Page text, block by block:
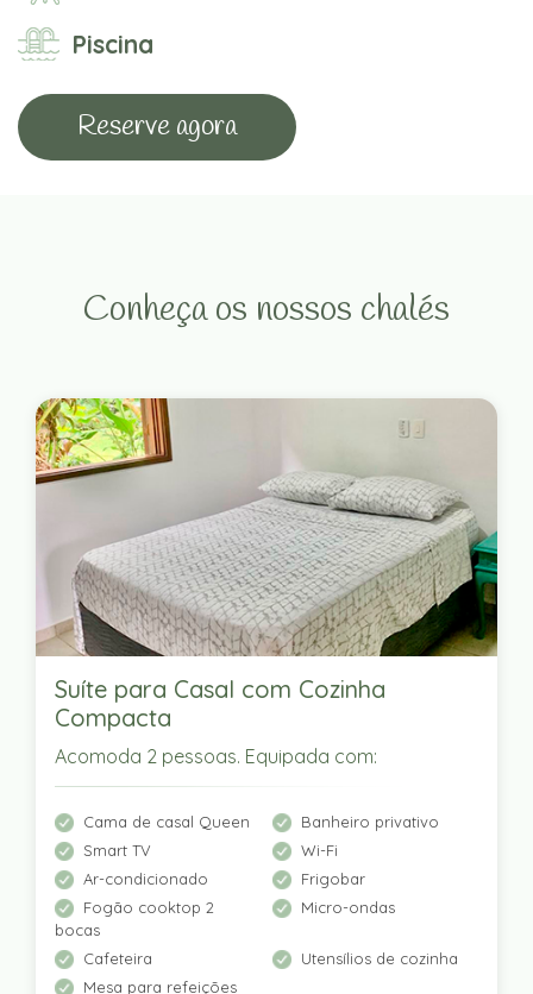
Piscina
Reserve agora
Conheça os nossos chalés
Suíte para Casal com Cozinha
Compacta
Acomoda 2 pessoas. Equipada com:
Cama de casal Queen
Banheiro privativo
Smart TV
Wi-Fi
Ar-condicionado
Frigobar
Fogão cooktop 2
bocas
Micro-ondas
Cafeteira
Utensílios de cozinha
Mesa para refeições